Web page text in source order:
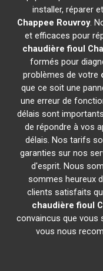
installer, réparer
Chappee Rouvroy.
et efficaces pour
chaudière fioul
formés pour
problèmes de votre
que ce soit une
une erreur de
délais sont
de répondre à vos
délais. Nos tarifs
garanties sur nos
d'esprit. Nous
sommes heureux
clients satisfaits
chaudière fioul
convaincus que vous
vous nous